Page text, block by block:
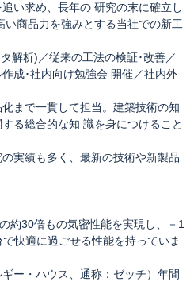
い求め、長年の 研究の末に確立し
い商品力を強みとする当社での新工
解析)／従来の工法の検証･改善／
成･社内向け勉強会 開催／社内外
まで一貫して担当。建築技術の知
る総合的な知 識を身につけること
実績も多く、最新の技術や新製品
約30倍もの気密性能を実現し、－1
快適に過ごせる性能を持っていま
ー・ハウス、通称：ゼッチ）年間